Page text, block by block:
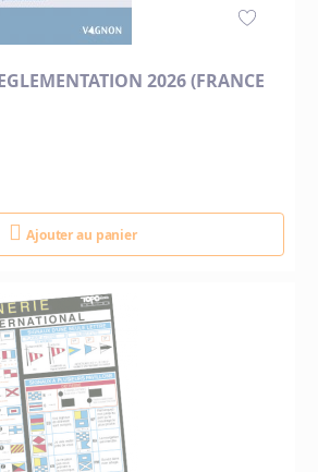
2026 (FRANCE
Ajouter au panier